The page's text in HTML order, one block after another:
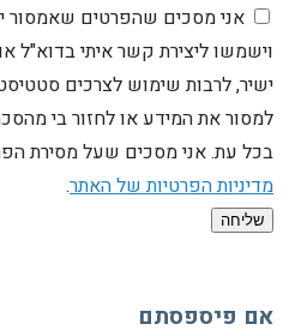
אני מסכים שהפרטים שאמסור
וישמשו ליצירת קשר איתי בדוא"ל
ישיר, לרבות שימוש לצרכים
למסור את המידע או לחזור בי
בכל עת. אני מסכים שעל מסירת
מדיניות הפרטיות של האתר.
שליחה
אם פיספסתם